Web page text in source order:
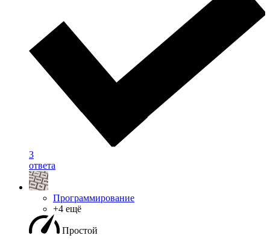
3
ответа
Программирование
+4 ещё
Простой